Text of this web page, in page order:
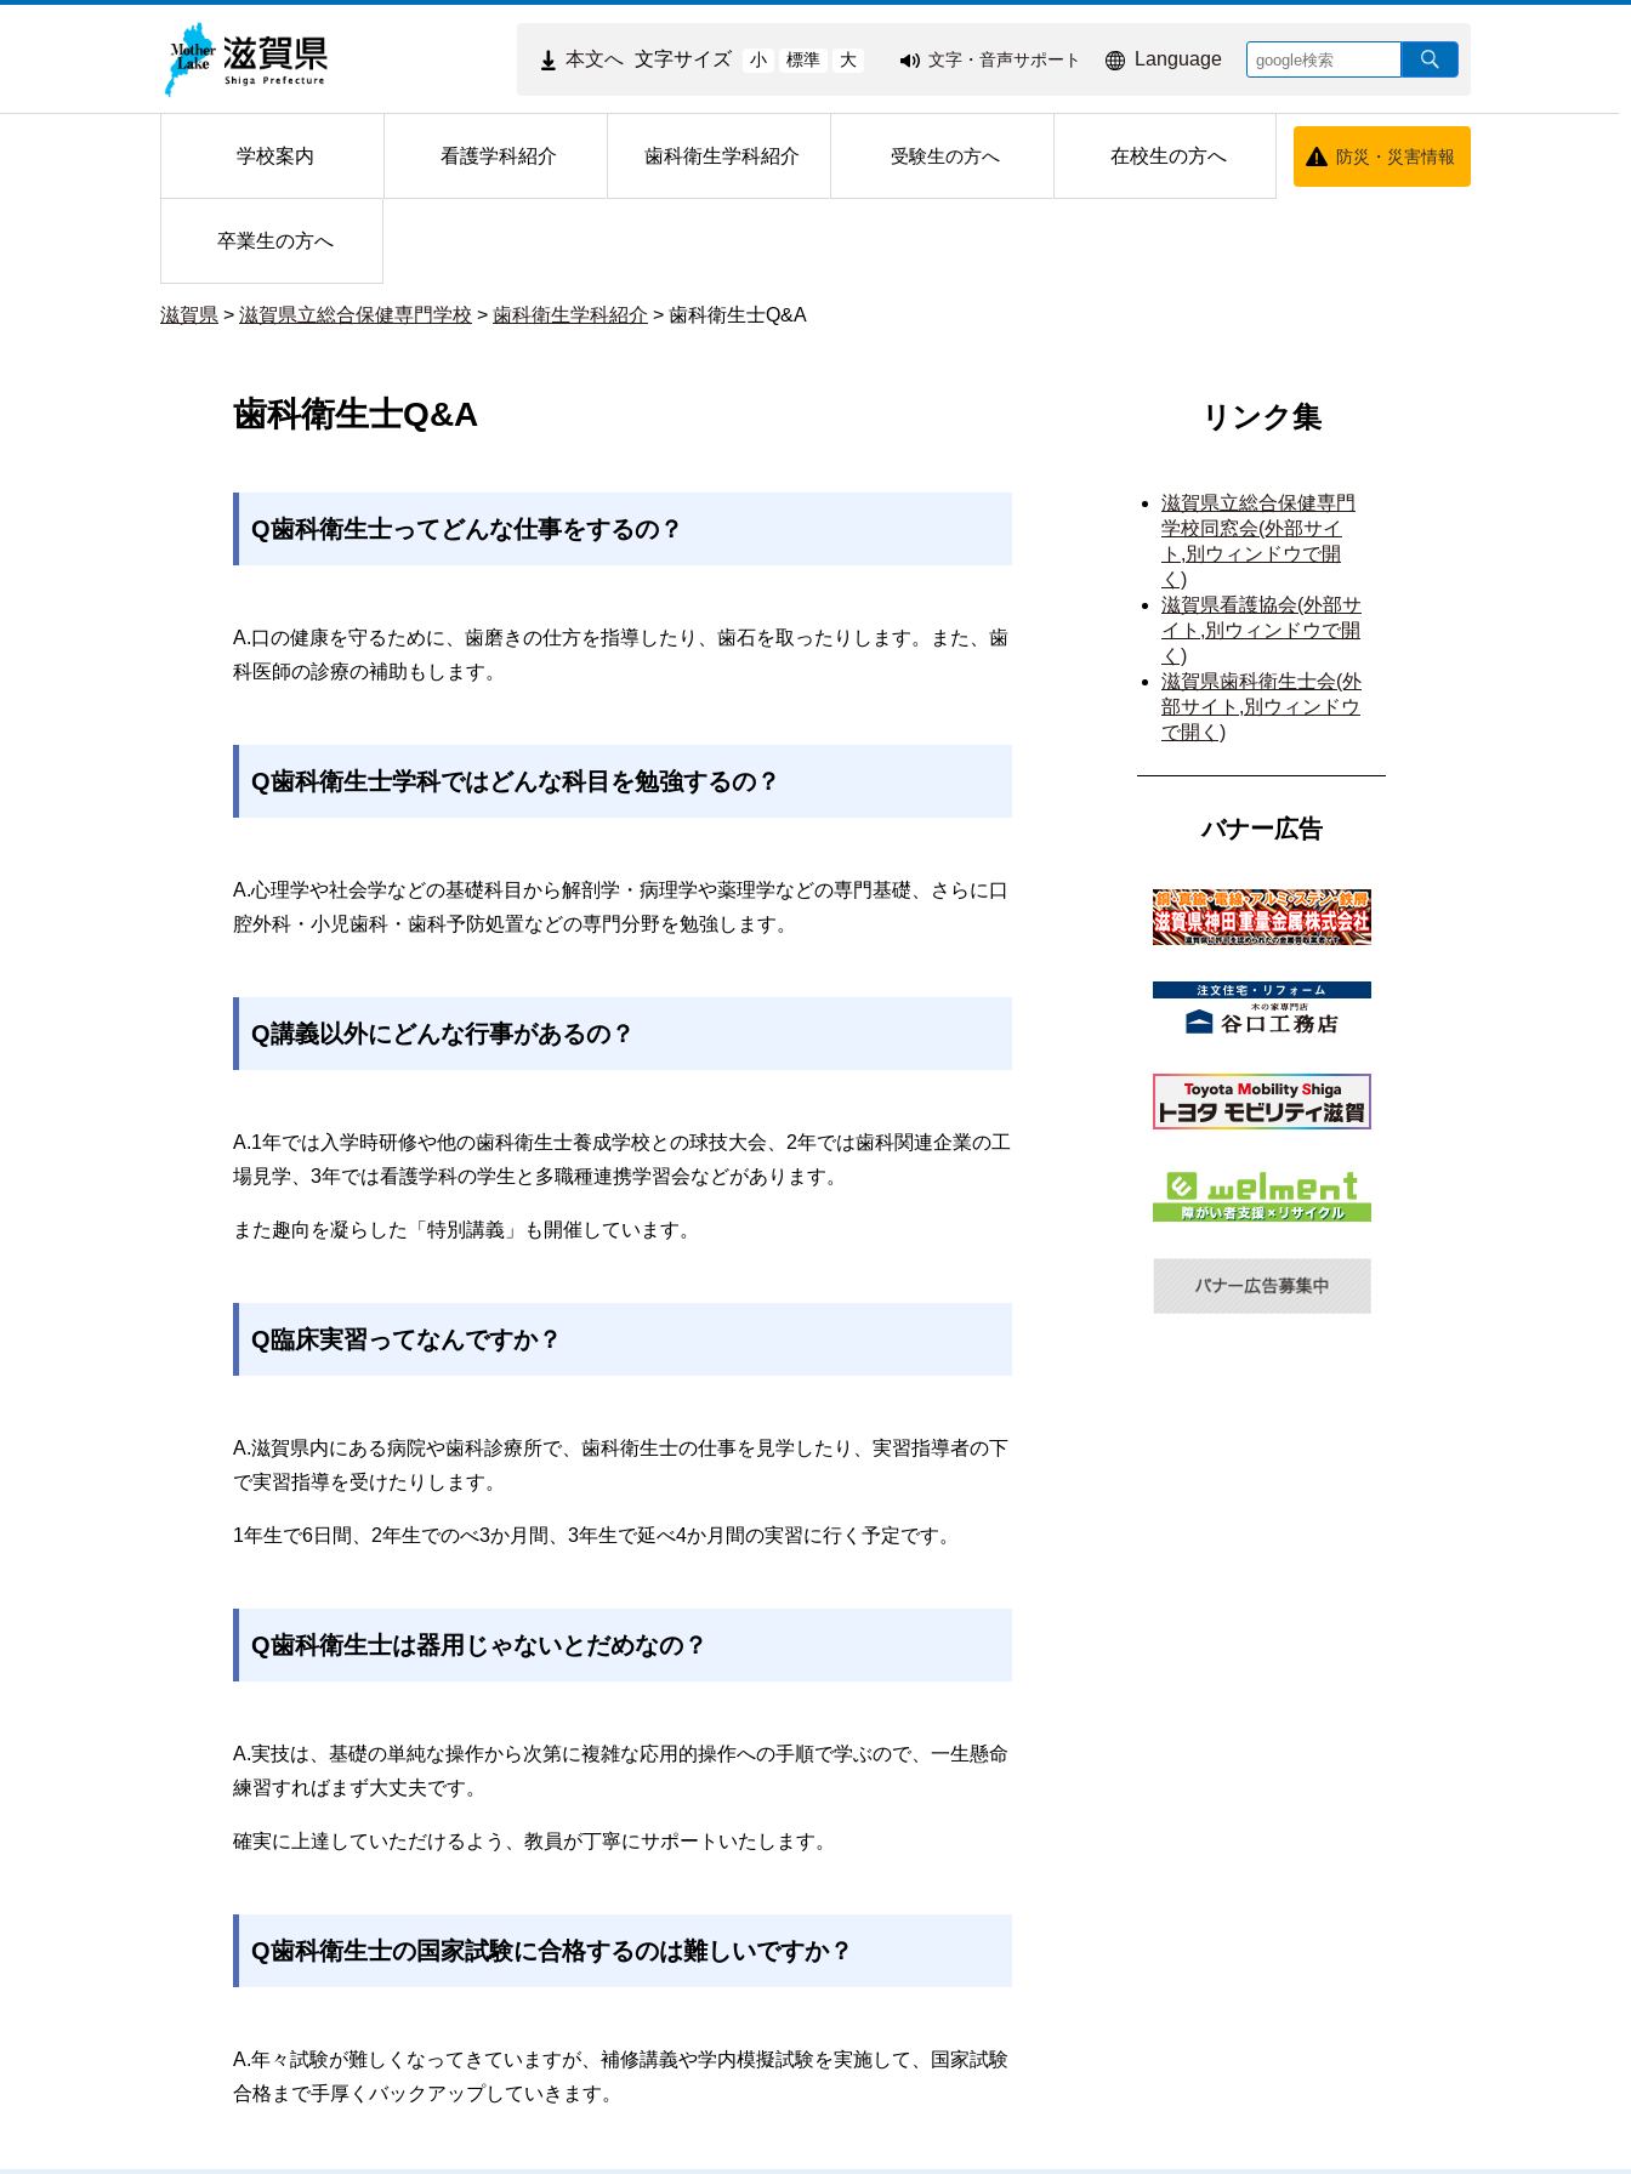
本文へ 文字サイズ 小 標準 大 文字・音声サポート Language
学校案内 看護学科紹介 歯科衛生学科紹介 受験生の方へ 在校生の方へ
卒業生の方へ
防災・災害情報
滋賀県 > 滋賀県立総合保健専門学校 > 歯科衛生学科紹介 > 歯科衛生士Q&A
歯科衛生士Q&A
Q歯科衛生士ってどんな仕事をするの？
A.口の健康を守るために、歯磨きの仕方を指導したり、歯石を取ったりします。また、歯
科医師の診療の補助もします。
Q歯科衛生士学科ではどんな科目を勉強するの？
A.心理学や社会学などの基礎科目から解剖学・病理学や薬理学などの専門基礎、さらに口
腔外科・小児歯科・歯科予防処置などの専門分野を勉強します。
Q講義以外にどんな行事があるの？
A.1年では入学時研修や他の歯科衛生士養成学校との球技大会、2年では歯科関連企業の工
場見学、3年では看護学科の学生と多職種連携学習会などがあります。
また趣向を凝らした「特別講義」も開催しています。
Q臨床実習ってなんですか？
A.滋賀県内にある病院や歯科診療所で、歯科衛生士の仕事を見学したり、実習指導者の下
で実習指導を受けたりします。
1年生で6日間、2年生でのべ3か月間、3年生で延べ4か月間の実習に行く予定です。
Q歯科衛生士は器用じゃないとだめなの？
A.実技は、基礎の単純な操作から次第に複雑な応用的操作への手順で学ぶので、一生懸命
練習すればまず大丈夫です。
確実に上達していただけるよう、教員が丁寧にサポートいたします。
Q歯科衛生士の国家試験に合格するのは難しいですか？
A.年々試験が難しくなってきていますが、補修講義や学内模擬試験を実施して、国家試験
合格まで手厚くバックアップしていきます。
リンク集
滋賀県立総合保健専門
学校同窓会(外部サイ
ト,別ウィンドウで開
く)
滋賀県看護協会(外部サ
イト,別ウィンドウで開
く)
滋賀県歯科衛生士会(外
部サイト,別ウィンドウ
で開く)
バナー広告